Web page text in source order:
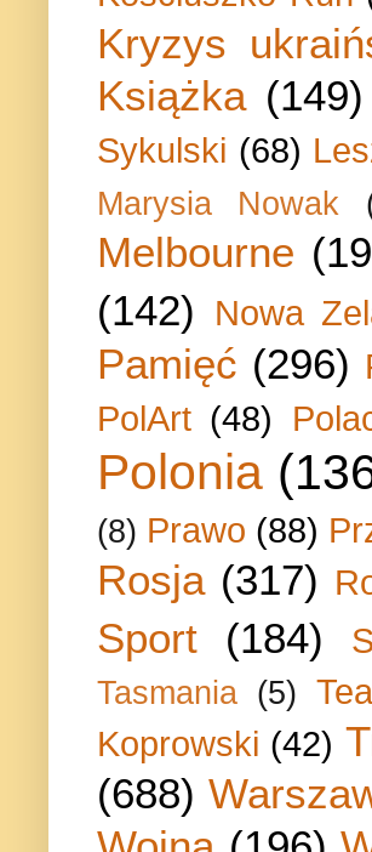
Kryzys
Książka (149)
Sykulski (68)
Marysia Nowak
Melbourne
(142) Nowa
Pamięć (296)
PolArt (48)
Polonia
(8) Prawo (88)
Rosja (317)
Sport (184)
Tasmania (5)
Koprowski (42)
(688)